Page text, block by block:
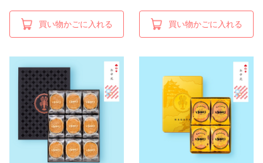
買い物かごに入れる 買い物かごに入れる